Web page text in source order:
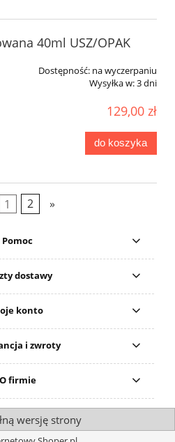
40ml USZ/OPAK
Dostępność: na wyczerpaniu
Wysyłka w:3 dni
129,00 zł
do koszyka
1 2 »
Pomoc
dostawy
konto
i zwroty
O firmie
wersję strony